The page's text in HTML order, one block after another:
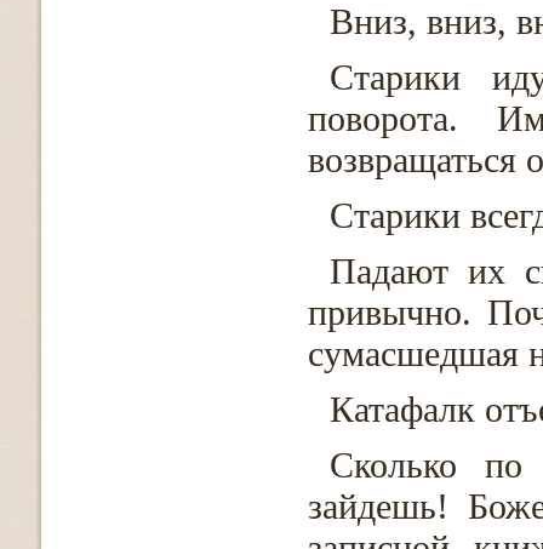
Вниз, вниз,
Старики
поворота.
возвращаться
Старики
Падают их
привычно.
сумасшедшая
Катафалк
Сколько по
зайдешь!